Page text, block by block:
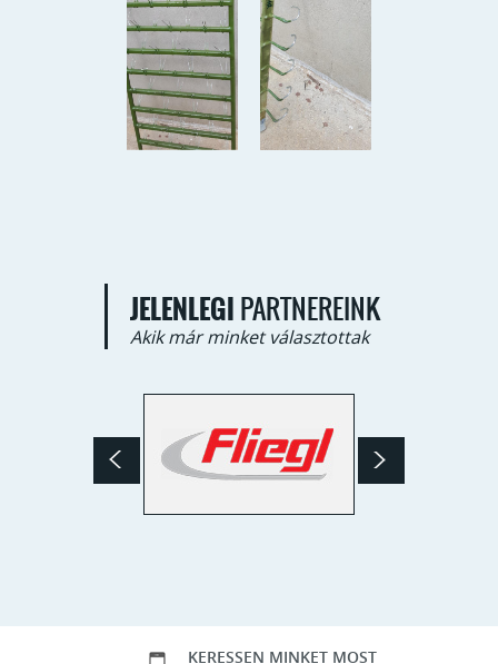
JELENLEGIPARTNEREINK
Akik már minket választottak
KERESSEN MINKET MOST